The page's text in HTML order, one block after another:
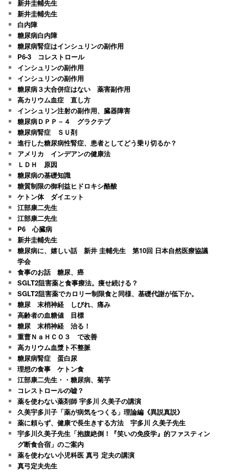
新井圭輔先生
新井圭輔先生
白内障
糖尿病白内障
糖尿病腎症はインシュリンの副作用
P6-3 コレストロール
インシュリンの副作用
インシュリンの副作用
糖尿病３大合併症はない 薬害副作用
高カリウム血症 直し方
インシュリン注射の副作用、臓器障害
糖尿病ＤＰＰ－４ グラクテブ
糖尿病腎症 ＳＵ剤
進行した糖尿病性腎症、患者としてどう乗り切るか？
アメリカ インデアンの健康法
ＬＤＨ 原因
糖尿病の基礎知識
糖質制限の御利益ヒドロキシ酪酸
ケトン体 ダイエット
江部康二先生
江部康二先生
P6 心臓病
新井圭輔先生
糖尿病に、嬉しい話 新井 圭輔先生 第10回 日本自然医療協議
学会
食事のお話 糖尿、癌
SGLT2阻害薬と食事療法。痩せ続ける？
SGLT2阻害薬でカロリー制限食と同様、基礎代謝が低下か。
糖尿 末梢神経 しびれ、痛み
高齢者の血糖値 目標
糖尿 末梢神経 治る！
重曹ＮａＨＣＯ３ で改善
高カリウム血漿ト不整脈
糖尿病腎症 蛋白尿
理想の食事 ケトン食
江部康二先生・・糖尿病、菊芋
コレストロールの嘘？
薬を使わない薬剤師 宇多川 久美子の講演
久美宇多川子「薬が病気をつくる」理論編《異説真説》
薬に頼らず、健康で長生きする方法 宇多川 久美子先生
宇多川久美子先生「抱腹絶倒！『笑いの免疫学』的ファスティン
グ断食合宿」のご案内
薬を使わない小児科医 真弓 定夫の講演
真弓定夫先生